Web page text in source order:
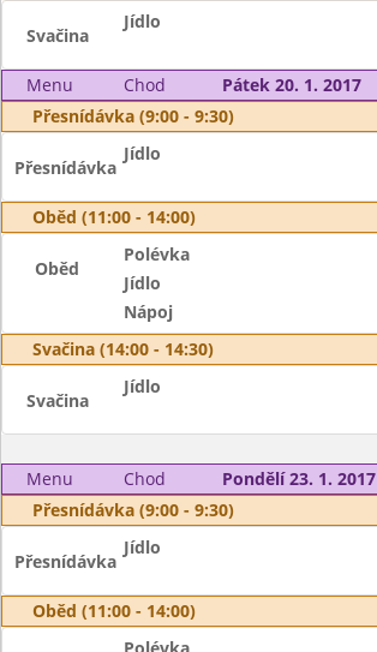
Svačina
Jídlo
Menu Chod
Pátek 20. 1. 2017
Přesnídávka (9:00 - 9:30)
Přesnídávka
Jídlo
Oběd (11:00 - 14:00)
Oběd
Polévka
Jídlo
Nápoj
Svačina (14:00 - 14:30)
Svačina
Jídlo
Menu Chod
Pondělí 23. 1. 2017
Přesnídávka (9:00 - 9:30)
Přesnídávka
Jídlo
Oběd (11:00 - 14:00)